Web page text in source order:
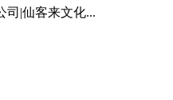
司|仙客来文化...